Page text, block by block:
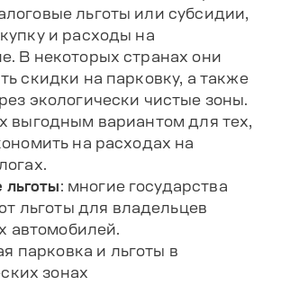
льготы или субсидии,
и расходы на
В некоторых странах они
скидки на парковку, а также
экологически чистые зоны.
выгодным вариантом для тех,
на расходах на
льготы: многие государства
льготы для владельцев
автомобилей.
парковка и льготы в
зонах